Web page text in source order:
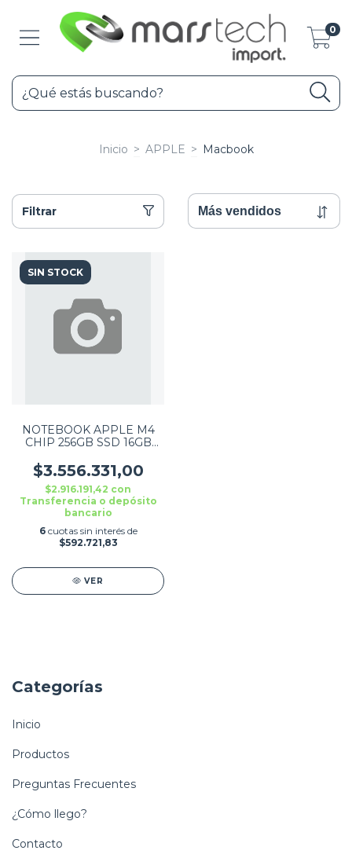
0
Inicio > APPLE > Macbook
Filtrar
SIN STOCK
NOTEBOOK APPLE M4
CHIP 256GB SSD 16GB
1864) LIQUID RETINA
DISPLAY MACOS COLOR
SI
$3.556.331,00
$2.916.191,42 con
Transferencia o depósito
bancario
6 cuotas sin interés de
$592.721,83
VER
Categorías
Inicio
Productos
Preguntas Frecuentes
¿Cómo llego?
Contacto